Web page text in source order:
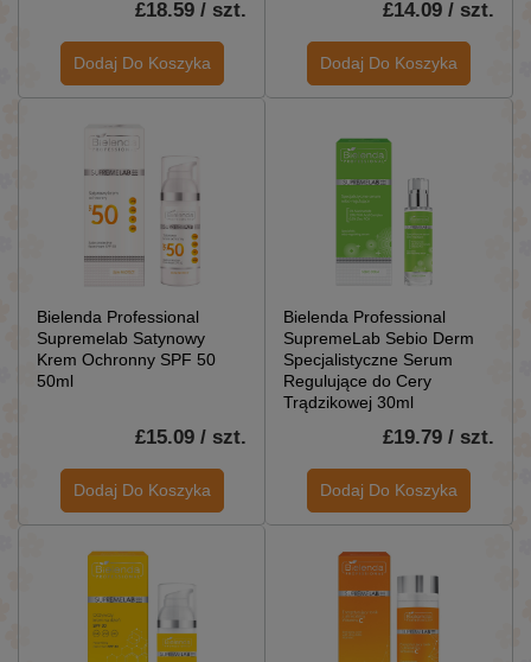
£18.59 / szt.
Dodaj Do Koszyka
£14.09 / szt.
Dodaj Do Koszyka
Bielenda Professional
Supremelab Satynowy
Krem Ochronny SPF 50
50ml
£15.09 / szt.
Dodaj Do Koszyka
Bielenda Professional
SupremeLab Sebio Derm
Specjalistyczne Serum
Regulujące do Cery
Trądzikowej 30ml
£19.79 / szt.
Dodaj Do Koszyka